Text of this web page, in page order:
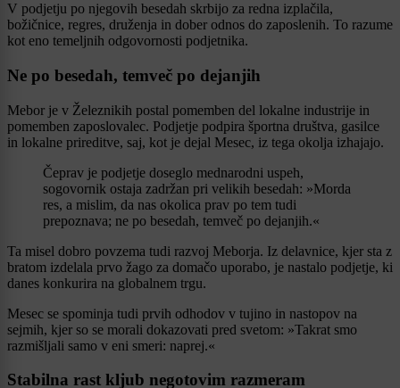
V podjetju po njegovih besedah skrbijo za redna izplačila,
božičnice, regres, druženja in dober odnos do zaposlenih. To razume
kot eno temeljnih odgovornosti podjetnika.
Ne po besedah, temveč po dejanjih
Mebor je v Železnikih postal pomemben del lokalne industrije in
pomemben zaposlovalec. Podjetje podpira športna društva, gasilce
in lokalne prireditve, saj, kot je dejal Mesec, iz tega okolja izhajajo.
Čeprav je podjetje doseglo mednarodni uspeh,
sogovornik ostaja zadržan pri velikih besedah: »Morda
res, a mislim, da nas okolica prav po tem tudi
prepoznava; ne po besedah, temveč po dejanjih.«
Ta misel dobro povzema tudi razvoj Meborja. Iz delavnice, kjer sta z
bratom izdelala prvo žago za domačo uporabo, je nastalo podjetje, ki
danes konkurira na globalnem trgu.
Mesec se spominja tudi prvih odhodov v tujino in nastopov na
sejmih, kjer so se morali dokazovati pred svetom: »Takrat smo
razmišljali samo v eni smeri: naprej.«
Stabilna rast kljub negotovim razmeram